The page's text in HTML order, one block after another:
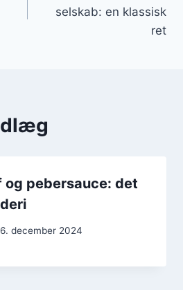
selskab: en klassisk
ret
og pebersauce: det
december 2024